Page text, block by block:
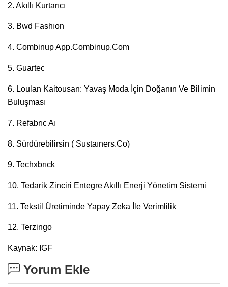
2. Akıllı Kurtarıcı
3. Bwd Fashıon
4. Combinup App.Combinup.Com
5. Guartec
6. Loulan Kaitousan: Yavaş Moda İçin Doğanın Ve Bilimin
Buluşması
7. Refabrıc Aı
8. Sürdürebilirsin ( Sustaıners.Co)
9. Techxbrıck
10. Tedarik Zinciri Entegre Akıllı Enerji Yönetim Sistemi
11. Tekstil Üretiminde Yapay Zeka İle Verimlilik
12. Terzingo
Kaynak: IGF
Yorum Ekle